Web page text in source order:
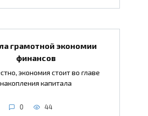
грамотной экономии
финансов
экономия стоит во главе
накопления капитала
0 44